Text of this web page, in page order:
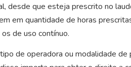
desde que esteja prescrito no
em quantidade de horas
de uso contínuo.
de operadora ou modalidade de